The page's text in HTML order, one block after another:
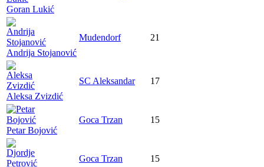
Goran Lukić
Andrija Stojanović
Mudendorf 21
Aleksa Zvizdić
SC Aleksandar 17
Petar Bojović
Goca Trzan 15
Goca Trzan 15